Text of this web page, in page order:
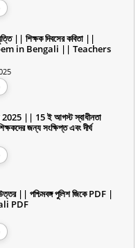
|| শিক্ষক দিবসের কবিতা ||
in Bengali || Teachers
2025 || 15 ই আগস্ট স্বাধীনতা
জন্য সংক্ষিপ্ত এবং দীর্ঘ
|| পশ্চিমবঙ্গ পুলিশ জিকে PDF |
PDF